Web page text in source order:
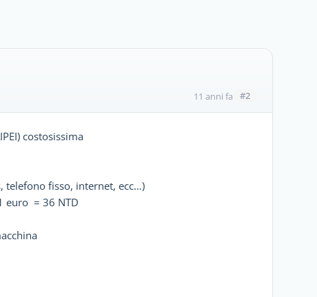
11 anni fa #2
costosissima
telefono fisso, internet, ecc…)
euro = 36 NTD